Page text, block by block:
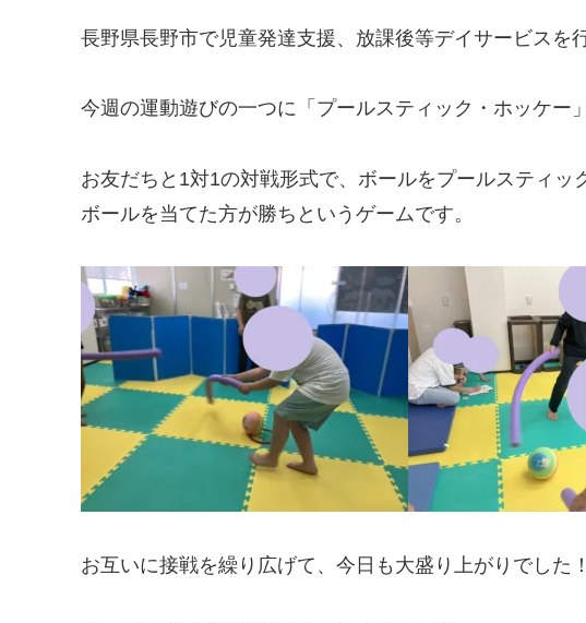
長野県長野市で児童発達支援、放課後等デイサービスを
今週の運動遊びの一つに「プールスティック・ホッケー
お友だちと1対1の対戦形式で、ボールをプールスティッ
ボールを当てた方が勝ちというゲームです。
お互いに接戦を繰り広げて、今日も大盛り上がりでした！